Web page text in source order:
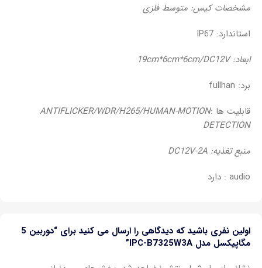
مشخصات کیس: متوسط فلزی
استاندارد: IP67
ابعاد: 19cm*6cm*6cm/DC12V
برد: fullhan
قابلیت ها :ANTIFLICKER/WDR/H265/HUMAN-MOTION
DETECTION
منبع تغذیه: DC12V-2A
audio : دارد
اولین نفری باشید که دیدگاهی را ارسال می کنید برای “دوربین 5
مگاپیکسل مدل IPC-B7325W3A”